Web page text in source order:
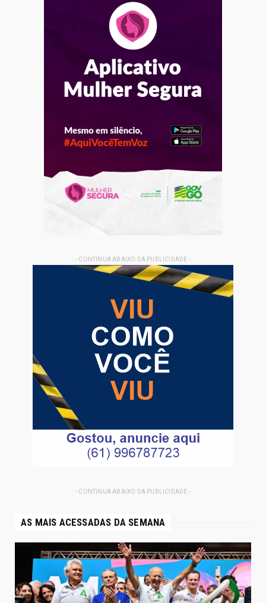
- CONTINUA ABAIXO DA PUBLICIDADE -
- CONTINUA ABAIXO DA PUBLICIDADE -
AS MAIS ACESSADAS DA SEMANA